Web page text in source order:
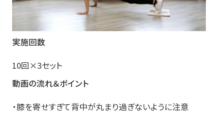
実施回数
10回×3セット
動画の流れ＆ポイント
・膝を寄せすぎて背中が丸まり過ぎないように注意